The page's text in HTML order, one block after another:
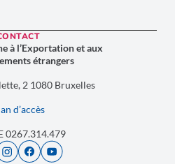
à l’Exportation et aux
étrangers
2 1080 Bruxelles
d’accès
0267.314.479